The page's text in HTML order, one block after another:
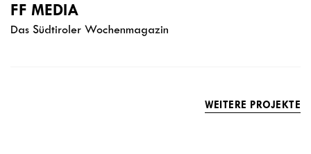
FF MEDIA
Das Südtiroler Wochenmagazin
WEITERE PROJEKTE